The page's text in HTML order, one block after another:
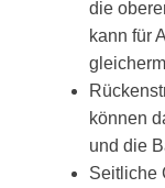
die
kann für
können
und die
Seitliche